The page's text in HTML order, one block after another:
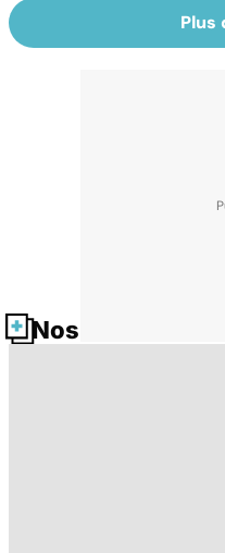
Plus
Nos fiches santé